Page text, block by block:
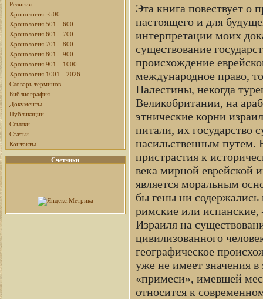
Религия
Хронология ~500
Хронология 501—600
Хронология 601—700
Хронология 701—800
Хронология 801—900
Хронология 901—1000
Хронология 1001—2026
Словарь терминов
Библиография
Документы
Публикации
Ссылки
Статьи
Контакты
Счетчики
Эта книга повествует о
настоящего и для
интерпретации моих
существование
происхождение
международное право,
Палестины, некогда
Великобритании, на
этнические корни
питали, их государство
насильственным путем.
пристрастия к
века мирной еврейской
является моральным
бы гены ни
римские или испанские,
Израиля на
цивилизованного
географическое
уже не имеет значения
«примеси», имевшей
относится к